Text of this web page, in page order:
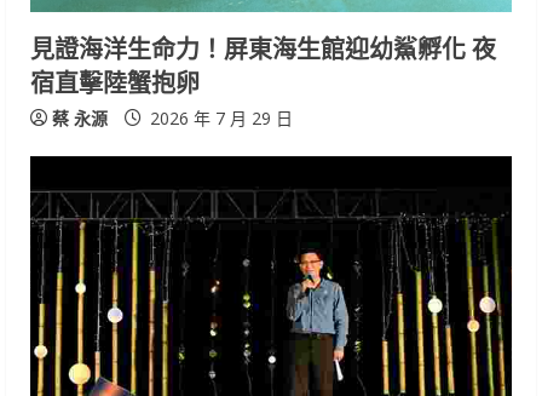
見證海洋生命力！屏東海生館迎幼鯊孵化 夜
宿直擊陸蟹抱卵
蔡 永源 2026 年 7 月 29 日